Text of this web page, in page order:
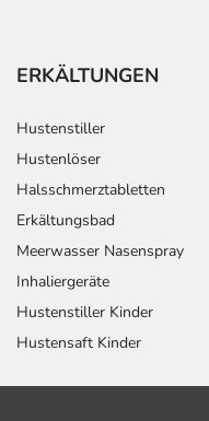
ERKÄLTUNGEN
Hustenstiller
Hustenlöser
Halsschmerztabletten
Erkältungsbad
Meerwasser Nasenspray
Inhaliergeräte
Hustenstiller Kinder
Hustensaft Kinder